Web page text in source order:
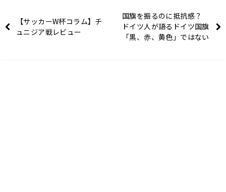
【サッカーW杯コラム】チ
ュニジア戦レビュー
国旗を振るのに抵抗感？
ドイツ人が語るドイツ国旗
「黒、赤、黄色」ではない